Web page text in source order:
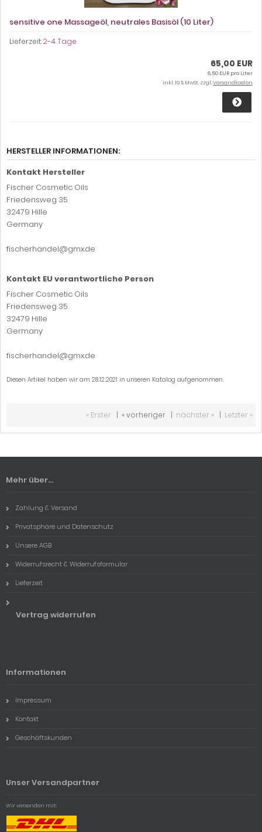
sensitive one Massageöl, neutrales Basisöl (10 Liter)
Lieferzeit:2-4 Tage
65,00 EUR
6,50 EUR pro Liter
inkl. 19 % MwSt. zzgl.Versandkosten
HERSTELLER INFORMATIONEN:
Kontakt Hersteller
Fischer Cosmetic Oils
Friedensweg 35
32479 Hille
Germany
fischerhandel@gmx.de
Kontakt EU verantwortliche Person
Fischer Cosmetic Oils
Friedensweg 35
32479 Hille
Germany
fischerhandel@gmx.de
Diesen Artikel haben wir am 28.12.2021 in unseren Katalog aufgenommen.
« Erster | « vorheriger | nächster » | Letzter »
Mehr über...
Zahlung & Versand
Privatsphäre und Datenschutz
Unsere AGB
Widerrufsrecht & Widerrufsformular
Lieferzeit
Vertrag widerrufen
Informationen
Impressum
Kontakt
Geschäftskunden
Unser Versandpartner
Wir versenden mit: